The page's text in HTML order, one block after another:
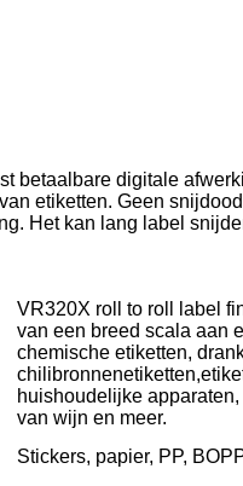
betaalbare digitale
etiketten. Geen
Het kan lang label
VR320X roll to roll label
van een breed scala aan
chemische etiketten,
huishoudelijke
van wijn en meer.
Stickers, papier, PP,